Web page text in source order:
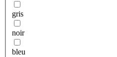
gris
noir
bleu